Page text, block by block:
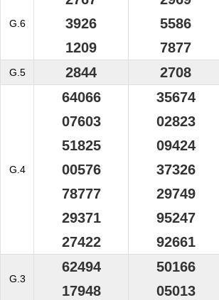
G.6
3926
1209
5586
7877
G.5 2844 2708
G.4
64066
07603
51825
00576
78777
29371
27422
35674
02823
09424
37326
29749
95247
92661
G.3
62494
17948
50166
05013